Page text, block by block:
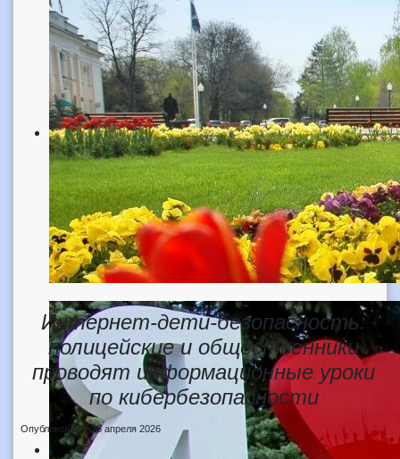
Интернет-дети-безопасность:
полицейские и общественники
проводят информационные уроки
по кибербезопасности
Опубликовано: 15 апреля 2026